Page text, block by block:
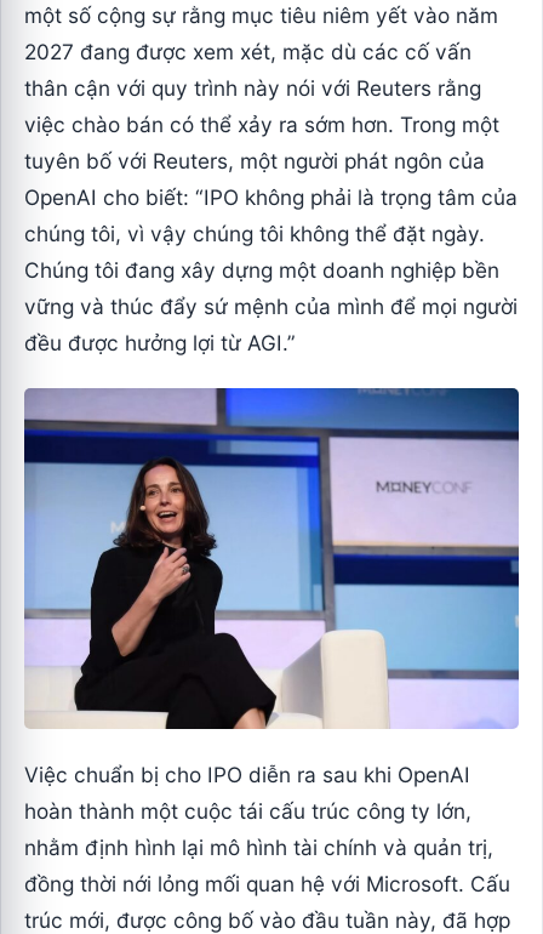
một số cộng sự rằng mục tiêu niêm yết vào năm
2027 đang được xem xét, mặc dù các cố vấn
thân cận với quy trình này nói với Reuters rằng
việc chào bán có thể xảy ra sớm hơn. Trong một
tuyên bố với Reuters, một người phát ngôn của
OpenAI cho biết: “IPO không phải là trọng tâm của
chúng tôi, vì vậy chúng tôi không thể đặt ngày.
Chúng tôi đang xây dựng một doanh nghiệp bền
vững và thúc đẩy sứ mệnh của mình để mọi người
đều được hưởng lợi từ AGI.”
Việc chuẩn bị cho IPO diễn ra sau khi OpenAI
hoàn thành một cuộc tái cấu trúc công ty lớn,
nhằm định hình lại mô hình tài chính và quản trị,
đồng thời nới lỏng mối quan hệ với Microsoft. Cấu
trúc mới, được công bố vào đầu tuần này, đã hợp